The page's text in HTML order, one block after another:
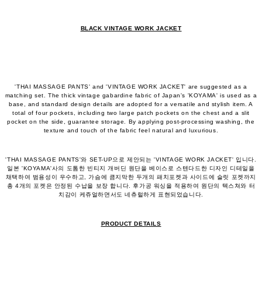
BLACK VINTAGE WORK JACKET
'THAI MASSAGE PANTS' and 'VINTAGE WORK JACKET' are suggested as a
matching set. The thick vintage gabardine fabric of Japan's 'KOYAMA' is used as a
base, and standard design details are adopted for a versatile and stylish item. A
total of four pockets, including two large patch pockets on the chest and a slit
pocket on the side, guarantee storage. By applying post-processing washing, the
texture and touch of the fabric feel natural and luxurious.
'THAI MASSAGE PANTS'와 SET-UP으로 제안되는 'VINTAGE WORK JACKET' 입니다.
일본 'KOYAMA'사의 도톰한 빈티지 개버딘 원단을 베이스로 스텐다드한 디자인 디테일을
채택하여 범용성이 우수하고, 가슴에 큼지막한 두개의 패치포켓과 사이드에 슬릿 포켓까지
총 4개의 포켓은 안정된 수납을 보장 합니다. 후가공 워싱을 적용하여 원단의 텍스쳐와 터
치감이 케쥬얼하면서도 네츄럴하게 표현되었습니다.
PRODUCT DETAILS